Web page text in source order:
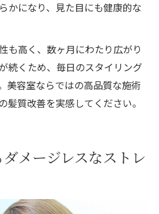
かになり、見た目にも健康的な
も高く、数ヶ月にわたり広がり
続くため、毎日のスタイリング
美容室ならではの高品質な施術
髪質改善を実感してください。
メージレスなストレ